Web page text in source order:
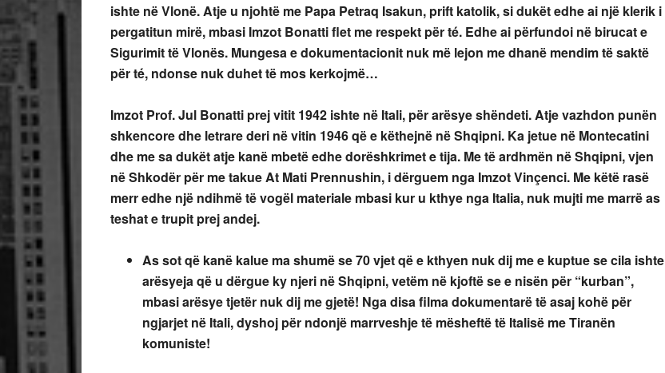
ishte në Vlonë. Atje u njohtë me Papa Petraq Isakun, prift katolik, si dukët edhe ai një klerik i
pergatitun mirë, mbasi Imzot Bonatti flet me respekt për té. Edhe ai përfundoi në birucat e
Sigurimit të Vlonës. Mungesa e dokumentacionit nuk më lejon me dhanë mendim të saktë
për té, ndonse nuk duhet të mos kerkojmë…
Imzot Prof. Jul Bonatti prej vitit 1942 ishte në Itali, për arësye shëndeti. Atje vazhdon punën
shkencore dhe letrare deri në vitin 1946 që e këthejnë në Shqipni. Ka jetue në Montecatini
dhe me sa dukët atje kanë mbetë edhe dorëshkrimet e tija. Me të ardhmën në Shqipni, vjen
në Shkodër për me takue At Mati Prennushin, i dërguem nga Imzot Vinçenci. Me këtë rasë
merr edhe një ndihmë të vogël materiale mbasi kur u kthye nga Italia, nuk mujti me marrë as
teshat e trupit prej andej.
As sot që kanë kalue ma shumë se 70 vjet që e kthyen nuk dij me e kuptue se cila ishte
arësyeja që u dërgue ky njeri në Shqipni, vetëm në kjoftë se e nisën për “kurban”,
mbasi arësye tjetër nuk dij me gjetë! Nga disa filma dokumentarë të asaj kohë për
ngjarjet në Itali, dyshoj për ndonjë marrveshje të mësheftë të Italisë me Tiranën
komuniste!